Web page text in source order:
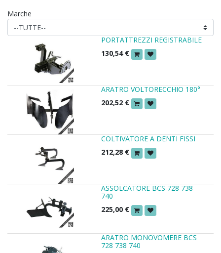
Marche
PORTATTREZZI REGISTRABILE
130,54€
ARATRO VOLTORECCHIO 180°
202,52 €
COLTIVATORE A DENTI FISSI
212,28 €
ASSOLCATORE BCS 728 738
740
225,00 €
ARATRO MONOVOMERE BCS
728 738 740